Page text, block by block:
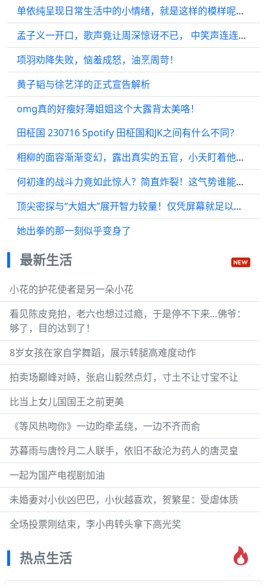
单依纯呈现日常生活中的小情绪，就是这样的模样呢！有何不可
孟子义一开口，歌声竟让周深惊讶不已， 中笑声连连， 更显趣味横生
项羽劝降失败，恼羞成怒，油烹周苛！
黄子韬与徐艺洋的正式宣告解析
omg真的好瘦好薄姐姐这个大露背太美咯！
田柾国 230716 Spotify 田柾国和JK之间有什么不同？
相柳的面容渐渐变幻，露出真实的五官，小夭盯着他，眼中尽是得意
何初逢的战斗力竟如此惊人？简直炸裂！这气势谁能抵挡？
顶尖密探与“大姐大”展开智力较量！仅凭屏幕就足以令人窒息
她出拳的那一刻似乎变身了
最新生活
小花的护花使者是另一朵小花
看见陈皮竞拍，老六也想过过瘾，于是停不下来…佛爷：
够了，目的达到了！
8岁女孩在家自学舞蹈，展示转腿高难度动作
拍卖场巅峰对峙，张启山毅然点灯，寸土不让寸宝不让
比当上女儿国国王之前更美
《等风热吻你》一边昀牵孟绕，一边不齐而俞
苏暮雨与唐怜月二人联手，依旧不敌沦为药人的唐灵皇
一起为国产电视剧加油
未婚妻对小伙凶巴巴，小伙越喜欢，贺繁星：受虐体质
全场投票刚结束，李小冉转头拿下高光奖
热点生活